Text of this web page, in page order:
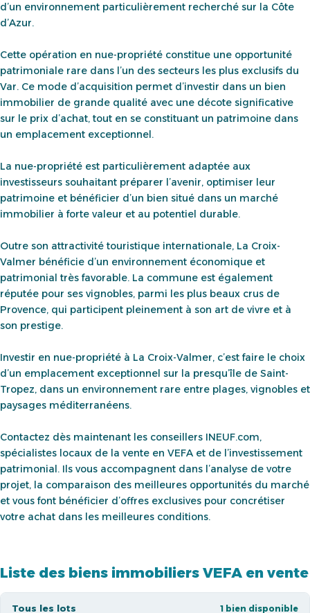
d’un environnement particulièrement recherché sur la Côte
d’Azur.
Cette opération en nue-propriété constitue une opportunité
patrimoniale rare dans l’un des secteurs les plus exclusifs du
Var. Ce mode d’acquisition permet d’investir dans un bien
immobilier de grande qualité avec une décote significative
sur le prix d’achat, tout en se constituant un patrimoine dans
un emplacement exceptionnel.
La nue-propriété est particulièrement adaptée aux
investisseurs souhaitant préparer l’avenir, optimiser leur
patrimoine et bénéficier d’un bien situé dans un marché
immobilier à forte valeur et au potentiel durable.
Outre son attractivité touristique internationale, La Croix-
Valmer bénéficie d’un environnement économique et
patrimonial très favorable. La commune est également
réputée pour ses vignobles, parmi les plus beaux crus de
Provence, qui participent pleinement à son art de vivre et à
son prestige.
Investir en nue-propriété à La Croix-Valmer, c’est faire le choix
d’un emplacement exceptionnel sur la presqu’île de Saint-
Tropez, dans un environnement rare entre plages, vignobles et
paysages méditerranéens.
Contactez dès maintenant les conseillers INEUF.com,
spécialistes locaux de la vente en VEFA et de l’investissement
patrimonial. Ils vous accompagnent dans l’analyse de votre
projet, la comparaison des meilleures opportunités du marché
et vous font bénéficier d’offres exclusives pour concrétiser
votre achat dans les meilleures conditions.
Liste des biens immobiliers VEFA en vente
Tous les lots 1 bien disponible